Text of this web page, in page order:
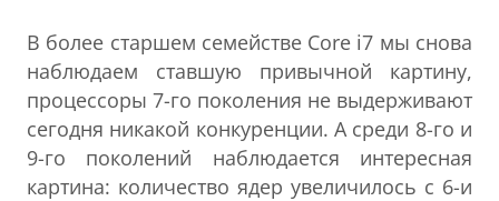
В более старшем семействе Core i7 мы снова
наблюдаем ставшую привычной картину,
процессоры 7-го поколения не выдерживают
сегодня никакой конкуренции. А среди 8-го и
9-го поколений наблюдается интересная
картина: количество ядер увеличилось с 6-и